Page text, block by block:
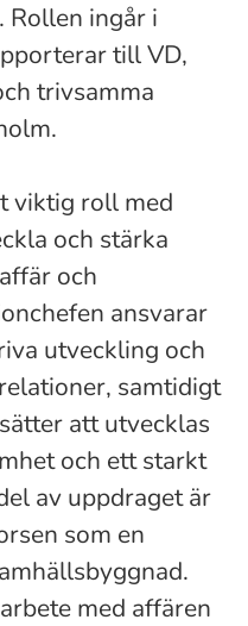
Rollen ingår i
till VD,
trivsamma
viktig roll med
och stärka
och
ansvarar
utveckling och
samtidigt
att utvecklas
och ett starkt
av uppdraget är
som en
med affären